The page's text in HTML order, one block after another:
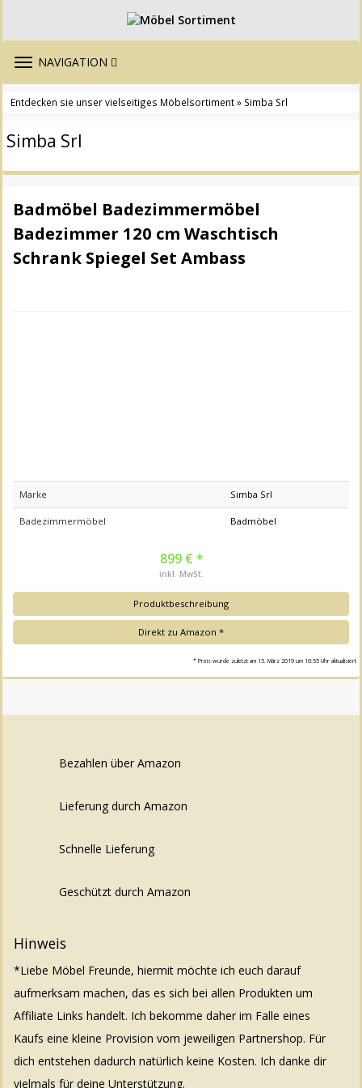
TOGGLE
NAVIGATION
Entdecken sie unser vielseitiges Möbelsortiment» Simba Srl
Simba Srl
Badmöbel Badezimmermöbel
Badezimmer 120 cm Waschtisch
Schrank Spiegel Set Ambass
Marke Simba Srl
Badezimmermöbel Badmöbel
899 € *
inkl. MwSt.
Produktbeschreibung
Direkt zu Amazon *
* Preis wurde zuletzt am 15. März 2019 um 10:55 Uhr aktualisiert
Bezahlen über Amazon
Lieferung durch Amazon
Schnelle Lieferung
Geschützt durch Amazon
Hinweis
*Liebe Möbel Freunde, hiermit möchte ich euch darauf
aufmerksam machen, das es sich bei allen Produkten um
Affiliate Links handelt. Ich bekomme daher im Falle eines
Kaufs eine kleine Provision vom jeweiligen Partnershop. Für
dich entstehen dadurch natürlich keine Kosten. Ich danke dir
vielmals für deine Unterstützung.